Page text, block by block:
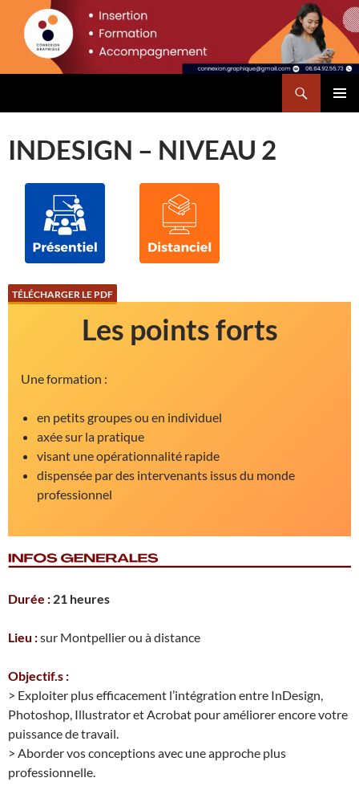
principal
contenu
INDESIGN – NIVEAU 2
TÉLÉCHARGER LE PDF
Les points forts
Une formation :
en petits groupes ou en individuel
axée sur la pratique
visant une opérationnalité rapide
dispensée par des intervenants issus du monde
professionnel
Durée : 21 heures
Lieu :sur Montpellier ou à distance
Objectif.s :
> Exploiter plus efficacement l’intégration entre InDesign,
Photoshop, Illustrator et Acrobat pour améliorer encore votre
puissance de travail.
> Aborder vos conceptions avec une approche plus
professionnelle.